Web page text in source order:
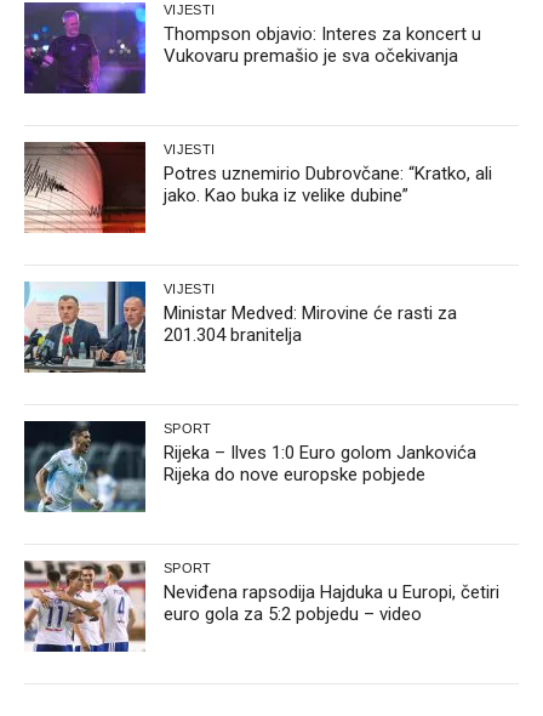
VIJESTI
Thompson objavio: Interes za koncert u
Vukovaru premašio je sva očekivanja
VIJESTI
Potres uznemirio Dubrovčane: “Kratko, ali
jako. Kao buka iz velike dubine”
VIJESTI
Ministar Medved: Mirovine će rasti za
201.304 branitelja
SPORT
Rijeka – Ilves 1:0 Euro golom Jankovića
Rijeka do nove europske pobjede
SPORT
Neviđena rapsodija Hajduka u Europi, četiri
euro gola za 5:2 pobjedu – video